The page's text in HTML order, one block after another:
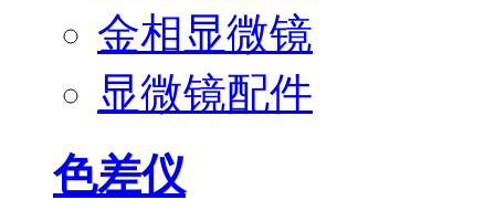
金相显微镜
显微镜配件
色差仪